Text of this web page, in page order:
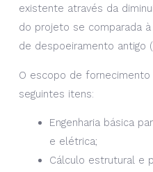
existente através da
do projeto se comparada
de despoeiramento antigo
O escopo de fornecimento
seguintes itens:
Engenharia básica
e elétrica;
Cálculo estrutural e